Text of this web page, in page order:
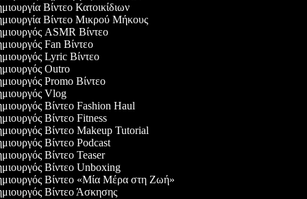
Βίντεο Κατοικίδιων
Βίντεο Μικρού Μήκους
ASMR Βίντεο
Fan Βίντεο
Lyric Βίντεο
Outro
Promo Βίντεο
Vlog
Βίντεο Fashion Haul
Βίντεο Fitness
Βίντεο Makeup Tutorial
Βίντεο Podcast
Βίντεο Teaser
Βίντεο Unboxing
Βίντεο «Μία Μέρα στη Ζωή»
Βίντεο Άσκησης